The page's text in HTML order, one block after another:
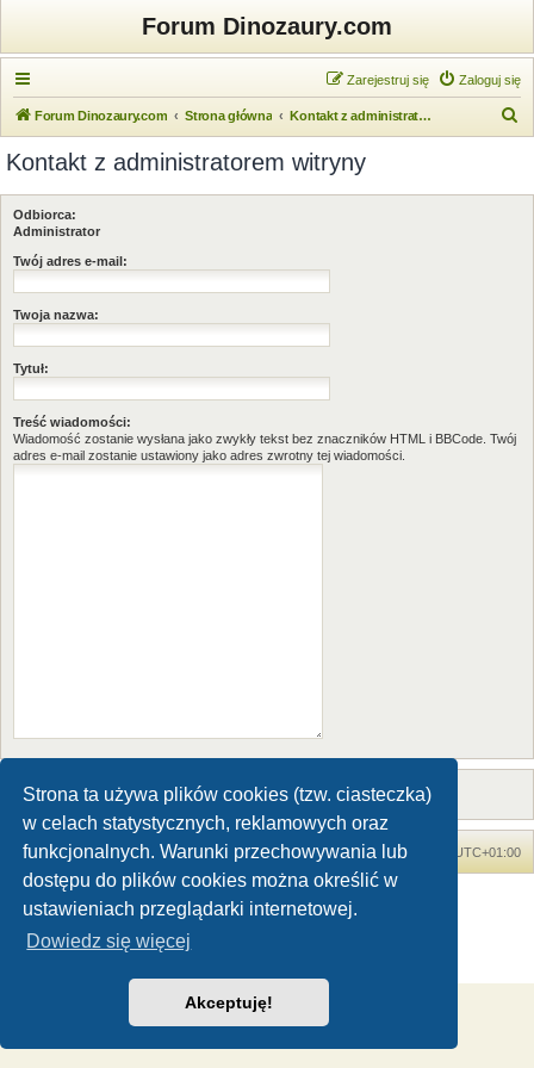
Strona ta używa plików cookies (tzw. ciasteczka)
w celach statystycznych, reklamowych oraz
funkcjonalnych. Warunki przechowywania lub
dostępu do plików cookies można określić w
ustawieniach przeglądarki internetowej.
Dowiedz się więcej
Akceptuję!
Forum Dinozaury.com
Zaloguj się
Zarejestruj się
Forum Dinozaury.com Strona główna Kontakt z administratorem witryny
k
Kontakt z administratorem witryny
Odbiorca:
Administrator
Twój adres e-mail:
Twoja nazwa:
Tytuł:
Treść wiadomości:
Wiadomość zostanie wysłana jako zwykły tekst bez znaczników HTML i BBCode. Twój
adres e-mail zostanie ustawiony jako adres zwrotny tej wiadomości.
Forum Dinozaury.com Strona główna Strefa czasowa UTC+01:00
Technologię dostarczaphpBB® Forum Software © phpBB Limited
Polski pakiet językowy dostarcza